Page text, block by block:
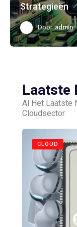
Strategieën
Door admin
Laatste
Al Het Laatste
Cloudsector.
CLOUD